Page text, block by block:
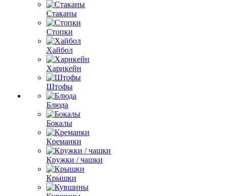
Стаканы
Стопки
Хайбол
Харикейн
Штофы
Блюда
Бокалы
Креманки
Кружки / чашки
Крышки